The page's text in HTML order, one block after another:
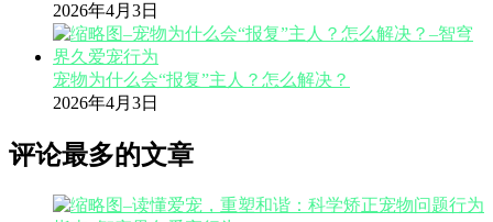
2026年4月3日
宠物为什么会“报复”主人？怎么解决？
2026年4月3日
评论最多的文章